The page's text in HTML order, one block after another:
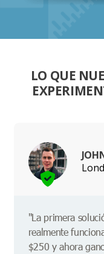
LO QUE
"La primera
realmente
$250 y ahora